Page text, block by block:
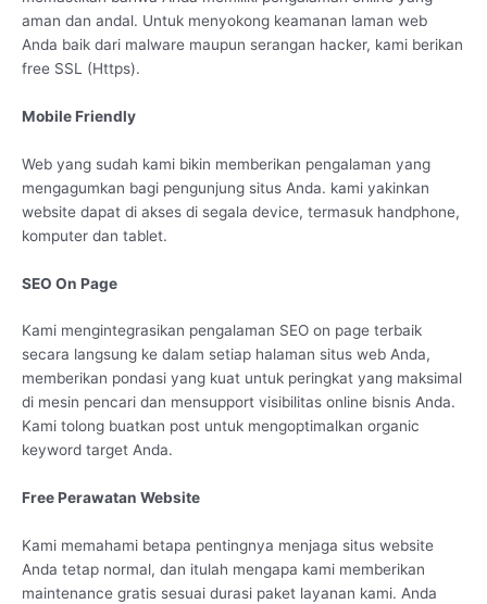
aman dan andal. Untuk menyokong keamanan laman web
Anda baik dari malware maupun serangan hacker, kami berikan
free SSL (Https).
Mobile Friendly
Web yang sudah kami bikin memberikan pengalaman yang
mengagumkan bagi pengunjung situs Anda. kami yakinkan
website dapat di akses di segala device, termasuk handphone,
komputer dan tablet.
SEO On Page
Kami mengintegrasikan pengalaman SEO on page terbaik
secara langsung ke dalam setiap halaman situs web Anda,
memberikan pondasi yang kuat untuk peringkat yang maksimal
di mesin pencari dan mensupport visibilitas online bisnis Anda.
Kami tolong buatkan post untuk mengoptimalkan organic
keyword target Anda.
Free Perawatan Website
Kami memahami betapa pentingnya menjaga situs website
Anda tetap normal, dan itulah mengapa kami memberikan
maintenance gratis sesuai durasi paket layanan kami. Anda